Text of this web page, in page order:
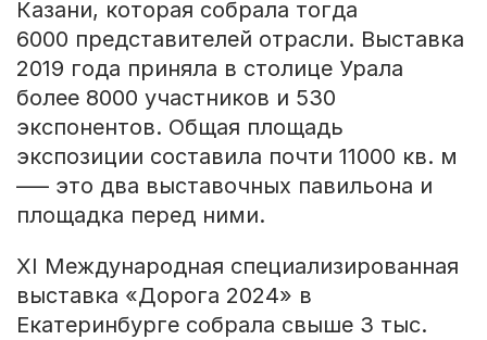
Казани, которая собрала тогда
6000 представителей отрасли. Выставка
2019 года приняла в столице Урала
более 8000 участников и 530
экспонентов. Общая площадь
экспозиции составила почти 11000 кв. м
–— это два выставочных павильона и
площадка перед ними.
XI Международная специализированная
выставка «Дорога 2024» в
Екатеринбурге собрала свыше 3 тыс.